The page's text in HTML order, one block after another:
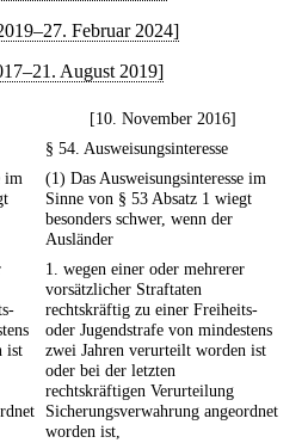
Februar 2024]
August 2019]
[10. November 2016]
§ 54. Ausweisungsinteresse
im
(1) Das Ausweisungsinteresse im
Sinne von § 53 Absatz 1 wiegt
besonders schwer, wenn der
Ausländer
ist
1. wegen einer oder mehrerer
vorsätzlicher Straftaten
rechtskräftig zu einer Freiheits-
oder Jugendstrafe von mindestens
zwei Jahren verurteilt worden ist
oder bei der letzten
rechtskräftigen Verurteilung
Sicherungsverwahrung angeordnet
worden ist,